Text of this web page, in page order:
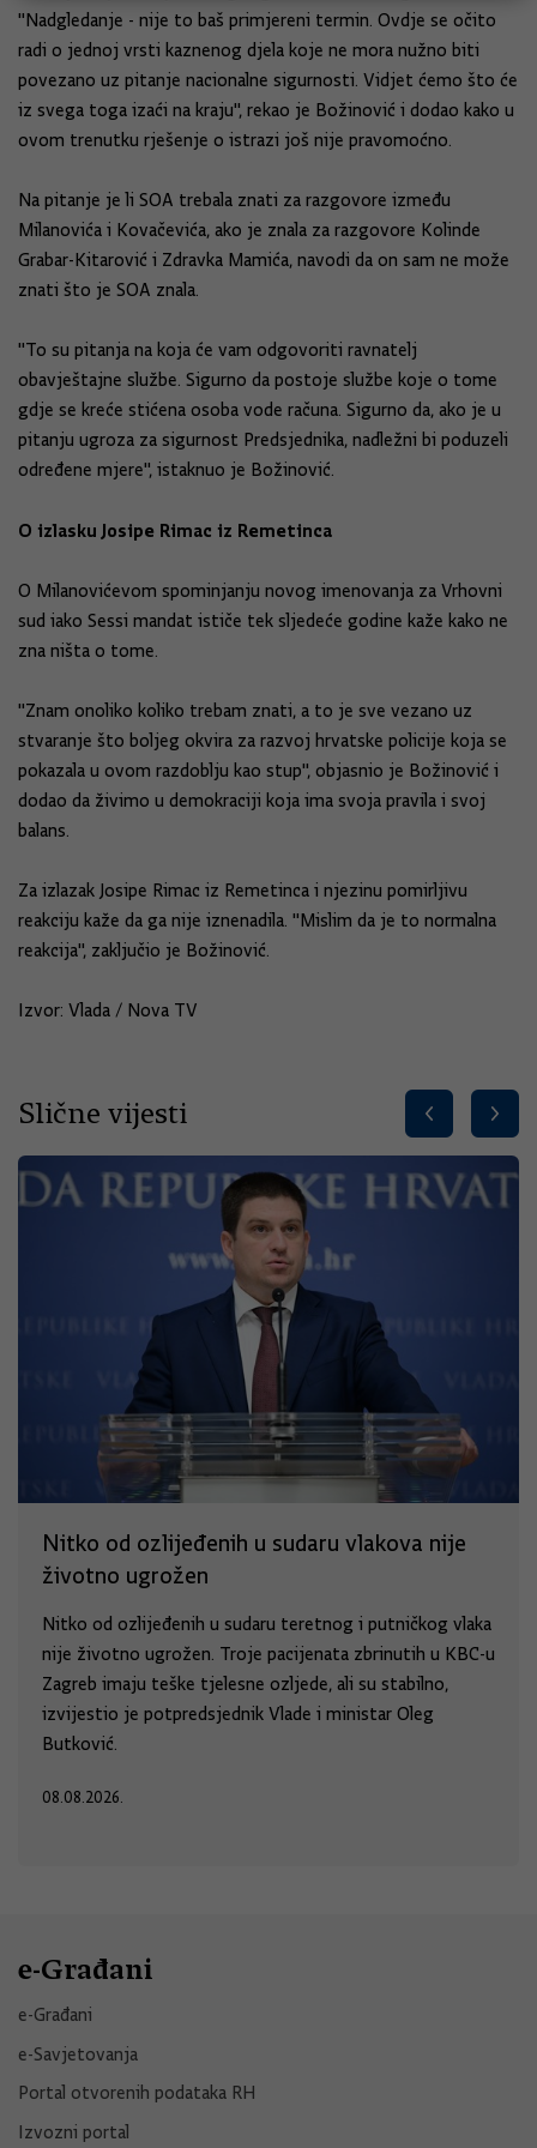
"Nadgledanje - nije to baš primjereni termin. Ovdje se očito
radi o jednoj vrsti kaznenog djela koje ne mora nužno biti
povezano uz pitanje nacionalne sigurnosti. Vidjet ćemo što će
iz svega toga izaći na kraju", rekao je Božinović i dodao kako u
ovom trenutku rješenje o istrazi još nije pravomoćno.
Na pitanje je li SOA trebala znati za razgovore između
Milanovića i Kovačevića, ako je znala za razgovore Kolinde
Grabar-Kitarović i Zdravka Mamića, navodi da on sam ne može
znati što je SOA znala.
"To su pitanja na koja će vam odgovoriti ravnatelj
obavještajne službe. Sigurno da postoje službe koje o tome
gdje se kreće stićena osoba vode računa. Sigurno da, ako je u
pitanju ugroza za sigurnost Predsjednika, nadležni bi poduzeli
određene mjere", istaknuo je Božinović.
O izlasku Josipe Rimac iz Remetinca
O Milanovićevom spominjanju novog imenovanja za Vrhovni
sud iako Sessi mandat ističe tek sljedeće godine kaže kako ne
zna ništa o tome.
"Znam onoliko koliko trebam znati, a to je sve vezano uz
stvaranje što boljeg okvira za razvoj hrvatske policije koja se
pokazala u ovom razdoblju kao stup", objasnio je Božinović i
dodao da živimo u demokraciji koja ima svoja pravila i svoj
balans.
Za izlazak Josipe Rimac iz Remetinca i njezinu pomirljivu
reakciju kaže da ga nije iznenadila. "Mislim da je to normalna
reakcija", zaključio je Božinović.
Izvor: Vlada / Nova TV
Slične vijesti
Nitko od ozlijeđenih u sudaru vlakova nije
životno ugrožen
Nitko od ozlijeđenih u sudaru teretnog i putničkog vlaka
nije životno ugrožen. Troje pacijenata zbrinutih u KBC-u
Zagreb imaju teške tjelesne ozljede, ali su stabilno,
izvijestio je potpredsjednik Vlade i ministar Oleg
Butković.
08.08.2026.
e-Građani
e-Građani
e-Savjetovanja
Portal otvorenih podataka RH
Izvozni portal